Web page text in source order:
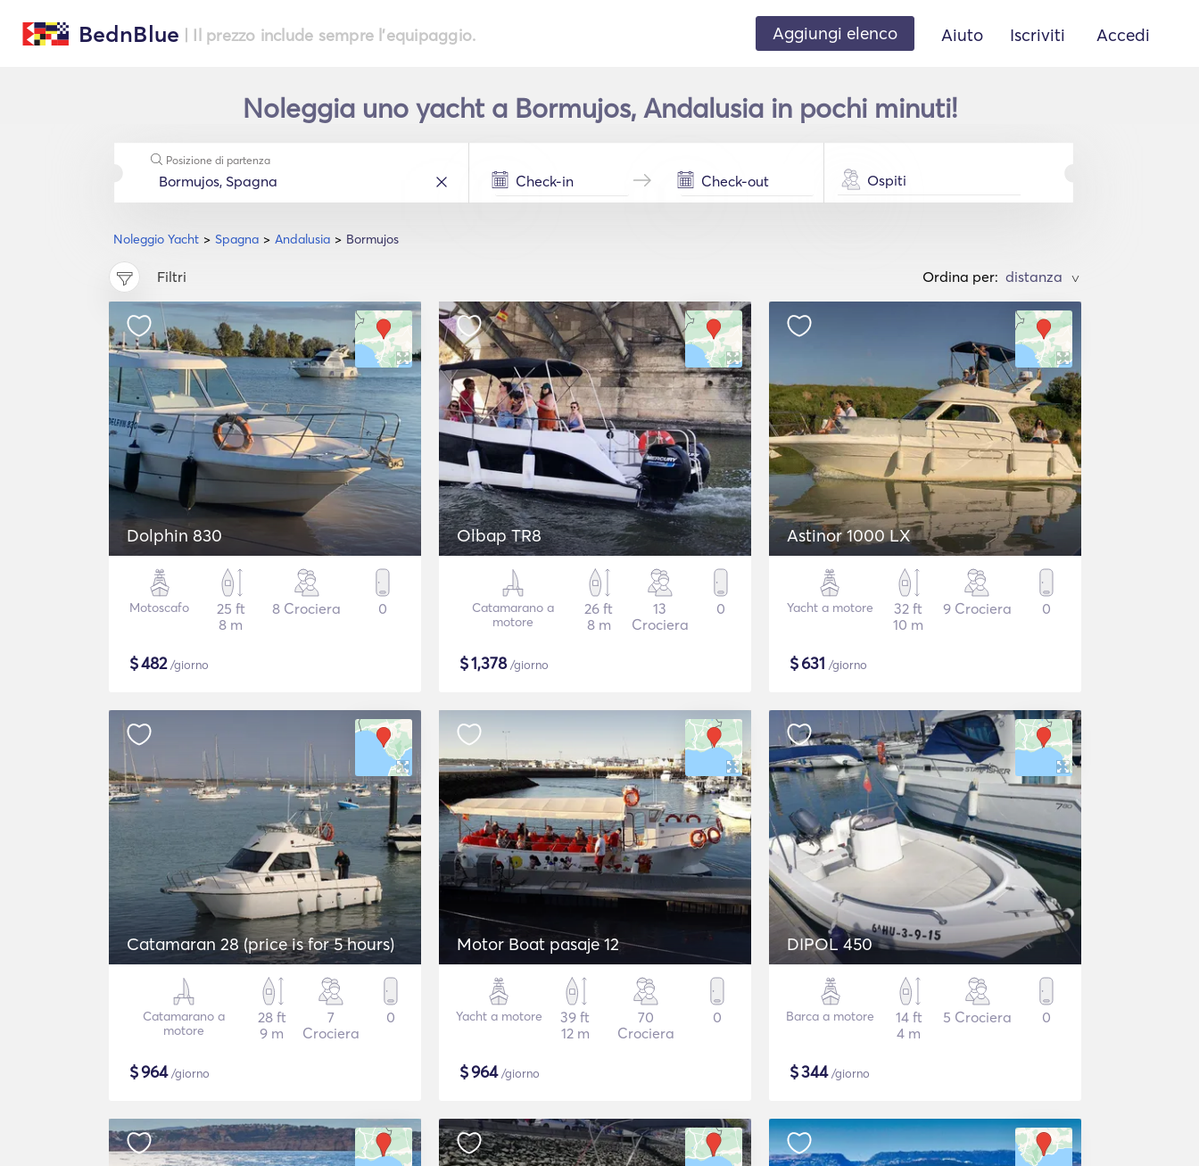
BednBlue | Il prezzo include sempre l'equipaggio. Aggiungi elenco Aiuto Iscriviti Accedi
Noleggia uno yacht a Bormujos, Andalusia in pochi minuti!
Noleggio Yacht Spagna Andalusia Bormujos
Posizione di partenza
Ospiti
Filtri Ordina per: >
Dolphin 830
Motoscafo
25 ft
8 m
8 Crociera 0
$482/giorno
Olbap TR8
Catamarano a
motore
26 ft
8 m
13
Crociera
0
$1,378/giorno
Astinor 1000 LX
Yacht a motore
32 ft
10 m
9 Crociera 0
$631 /giorno
Catamaran 28 (price is for 5 hours)
Catamarano a
motore
28 ft
9 m
7
Crociera
0
$964/giorno
Motor Boat pasaje 12
Yacht a motore
39 ft
12 m
70
Crociera
0
$964/giorno
DIPOL 450
Barca a motore
14 ft
4 m
5 Crociera 0
$344/giorno